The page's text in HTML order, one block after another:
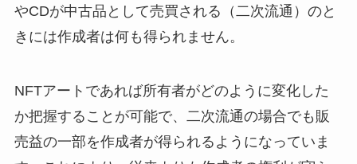
やCDが中古品として売買される（二次流通）のと
きには作成者は何も得られません。
NFTアートであれば所有者がどのように変化した
か把握することが可能で、二次流通の場合でも販
売益の一部を作成者が得られるようになっていま